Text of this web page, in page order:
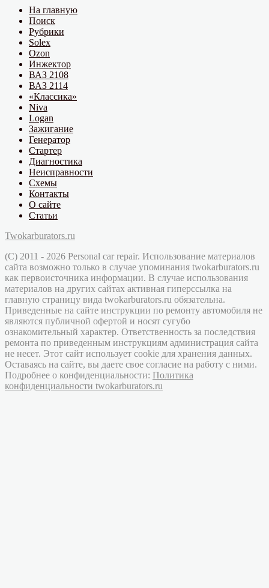
На главную
Поиск
Рубрики
Solex
Ozon
Инжектор
ВАЗ 2108
ВАЗ 2114
«Классика»
Niva
Logan
Зажигание
Генератор
Стартер
Диагностика
Неисправности
Схемы
Контакты
О сайте
Статьи
Twokarburators.ru
(C) 2011 - 2026 Personal car repair. Использование материалов
сайта возможно только в случае упоминания twokarburators.ru
как первоисточника информации. В случае использования
материалов на других сайтах активная гиперссылка на
главную страницу вида twokarburators.ru обязательна.
Приведенные на сайте инструкции по ремонту автомобиля не
являются публичной офертой и носят сугубо
ознакомительный характер. Ответственность за последствия
ремонта по приведенным инструкциям администрация сайта
не несет. Этот сайт использует cookie для хранения данных.
Оставаясь на сайте, вы даете свое согласие на работу с ними.
Подробнее о конфиденциальности: Политика
конфиденциальности twokarburators.ru